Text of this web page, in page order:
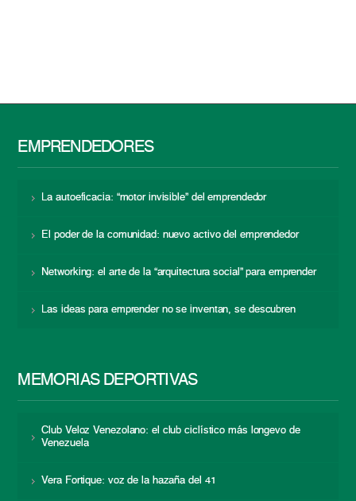
EMPRENDEDORES
La autoeficacia: “motor invisible” del emprendedor
El poder de la comunidad: nuevo activo del emprendedor
Networking: el arte de la “arquitectura social” para emprender
Las ideas para emprender no se inventan, se descubren
MEMORIAS DEPORTIVAS
Club Veloz Venezolano: el club ciclístico más longevo de
Venezuela
Vera Fortique: voz de la hazaña del 41